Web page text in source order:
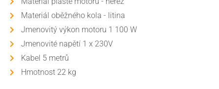
Materiál oběžného kola - litina
Jmenovitý výkon motoru 1 100 W
Jmenovité napětí 1 x 230V
Kabel 5 metrů
Hmotnost 22 kg